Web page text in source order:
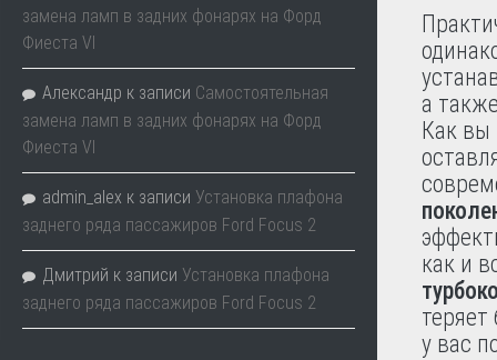
а
Как вы
как и
у вас
замена ламп в задних фонарях на Форд
Фиеста VI
Александр к записи Самостоятельная
замена ламп в задних фонарях на Форд
Фиеста VI
admin_alex к записи Установка плафона
заднего ряда пассажиров Ford Focus 2
Дмитрий к записи Установка плафона
заднего ряда пассажиров Ford Focus 2